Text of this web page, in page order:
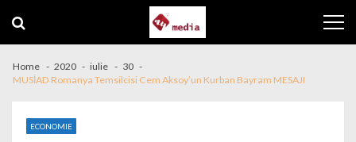
Home 2020 iulie
30
MUSİAD Romanya Temsilcisi Cem Aksoy’un Kurban Bayram MESAJI
ECONOMIE